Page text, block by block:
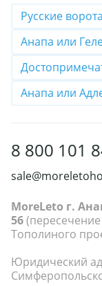
Русские ворота
Анапа или
Анапа или
8 800 101
MoreLeto г.
56
Тополиного
Юридический